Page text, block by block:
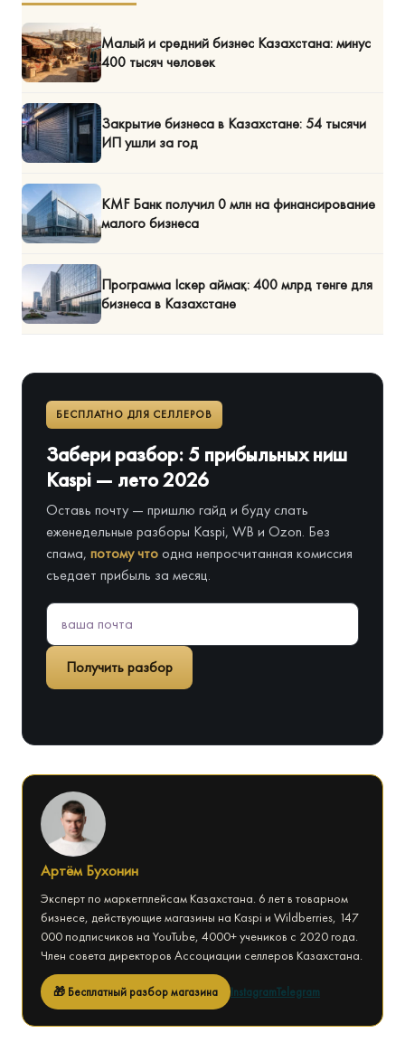
Малый и средний бизнес Казахстана: минус
400 тысяч человек
Закрытие бизнеса в Казахстане: 54 тысячи
ИП ушли за год
KMF Банк получил 0 млн на финансирование
малого бизнеса
Программа Іскер аймақ: 400 млрд тенге для
бизнеса в Казахстане
БЕСПЛАТНО ДЛЯ СЕЛЛЕРОВ
Забери разбор: 5 прибыльных ниш
Kaspi — лето 2026
Оставь почту — пришлю гайд и буду слать
еженедельные разборы Kaspi, WB и Ozon. Без
спама, потому чтоодна непросчитанная комиссия
съедает прибыль за месяц.
Получить разбор
Артём Бухонин
Эксперт по маркетплейсам Казахстана. 6 лет в товарном
бизнесе, действующие магазины на Kaspi и Wildberries, 147
000 подписчиков на YouTube, 4000+ учеников с 2020 года.
Член совета директоров Ассоциации селлеров Казахстана.
🎁 Бесплатный разбор магазина InstagramTelegram